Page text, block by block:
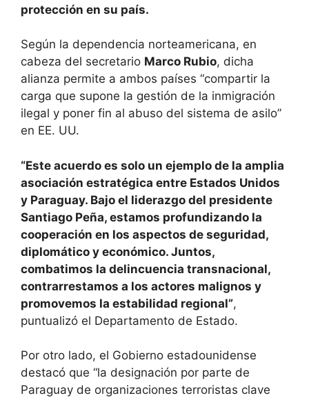
protección en su país.
Según la dependencia norteamericana, en
cabeza del secretario Marco Rubio, dicha
alianza permite a ambos países “compartir la
carga que supone la gestión de la inmigración
ilegal y poner fin al abuso del sistema de asilo”
en EE. UU.
“Este acuerdo es solo un ejemplo de la amplia
asociación estratégica entre Estados Unidos
y Paraguay. Bajo el liderazgo del presidente
Santiago Peña, estamos profundizando la
cooperación en los aspectos de seguridad,
diplomático y económico. Juntos,
combatimos la delincuencia transnacional,
contrarrestamos a los actores malignos y
promovemos la estabilidad regional”,
puntualizó el Departamento de Estado.
Por otro lado, el Gobierno estadounidense
destacó que “la designación por parte de
Paraguay de organizaciones terroristas clave